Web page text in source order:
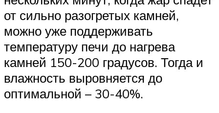
от сильно разогретых камней,
можно уже поддерживать
температуру печи до нагрева
камней 150-200 градусов. Тогда и
влажность выровняется до
оптимальной – 30-40%.